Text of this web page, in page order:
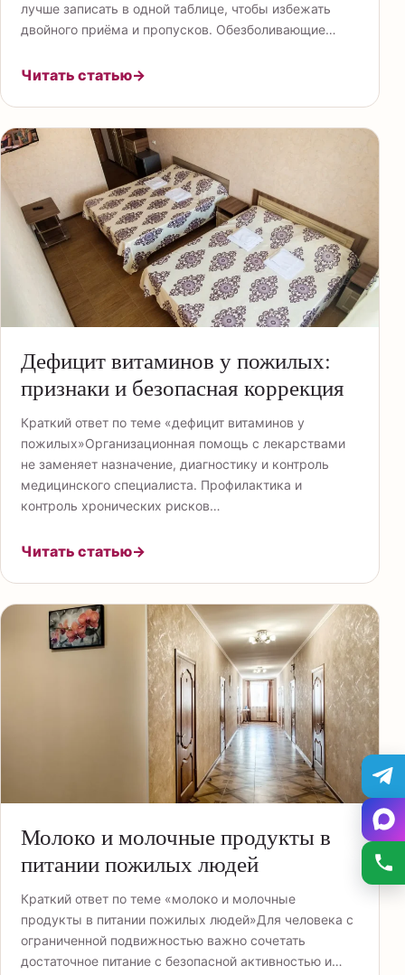
лучше записать в одной таблице, чтобы избежать
двойного приёма и пропусков. Обезболивающие…
Читать статью→
Дефицит витаминов у пожилых:
признаки и безопасная коррекция
Краткий ответ по теме «дефицит витаминов у
пожилых»Организационная помощь с лекарствами
не заменяет назначение, диагностику и контроль
медицинского специалиста. Профилактика и
контроль хронических рисков…
Читать статью→
Молоко и молочные продукты в
питании пожилых людей
Краткий ответ по теме «молоко и молочные
продукты в питании пожилых людей»Для человека с
ограниченной подвижностью важно сочетать
достаточное питание с безопасной активностью и…